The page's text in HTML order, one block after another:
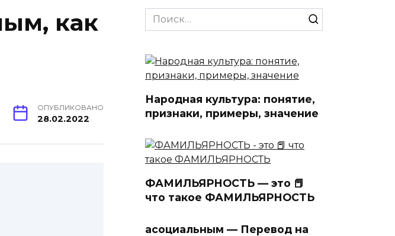
как
ОПУБЛИКОВАНО
28.02.2022
Search
for:
Народная культура: понятие,
признаки, примеры, значение
ФАМИЛЬЯРНОСТЬ — это 📕
что такое ФАМИЛЬЯРНОСТЬ
асоциальным — Перевод на